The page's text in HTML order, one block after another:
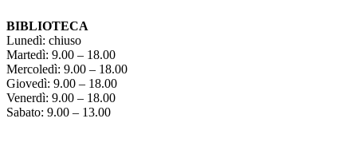
BIBLIOTECA
Lunedì: chiuso
Martedì: 9.00 – 18.00
Mercoledì: 9.00 – 18.00
Giovedì: 9.00 – 18.00
Venerdì: 9.00 – 18.00
Sabato: 9.00 – 13.00